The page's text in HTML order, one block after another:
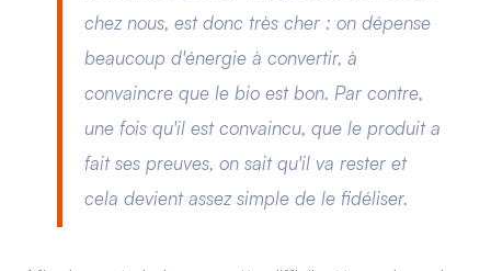
chez nous, est donc très cher : on dépense
beaucoup d'énergie à convertir, à
convaincre que le bio est bon. Par contre,
une fois qu'il est convaincu, que le produit a
fait ses preuves, on sait qu'il va rester et
cela devient assez simple de le fidéliser.